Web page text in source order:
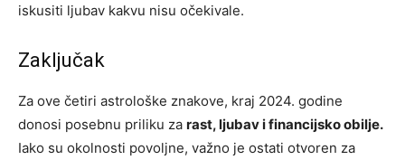
iskusiti ljubav kakvu nisu očekivale.
Zaključak
Za ove četiri astrološke znakove, kraj 2024. godine
donosi posebnu priliku za rast, ljubav i financijsko obilje.
Iako su okolnosti povoljne, važno je ostati otvoren za